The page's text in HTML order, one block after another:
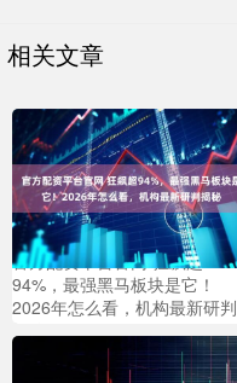
相关文章
官方配资平台官网 狂飙超
94%，最强黑马板块是它！
2026年怎么看，机构最新研判